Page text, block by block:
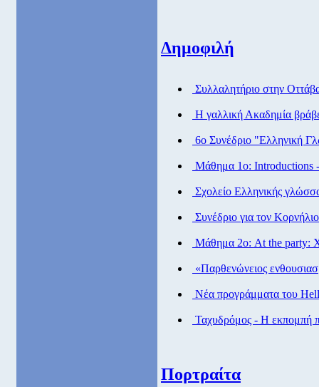
Δημοφιλή
Συλλαλητήριο στην
Η γαλλική Ακαδημία
6ο Συνέδριο "Ελληνική
Μάθημα 1ο: Introductions
Σχολείο Ελληνικής
Συνέδριο για τον
Μάθημα 2ο: At the party:
«Παρθενώνειος
Νέα προγράμματα του
Ταχυδρόμος - Η εκπομπή
Πορτραίτα